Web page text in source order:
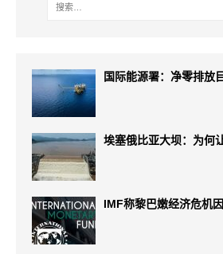
国际能源署：净零排放
埃塞俄比亚大坝：为何
IMF称黎巴嫩经济危机